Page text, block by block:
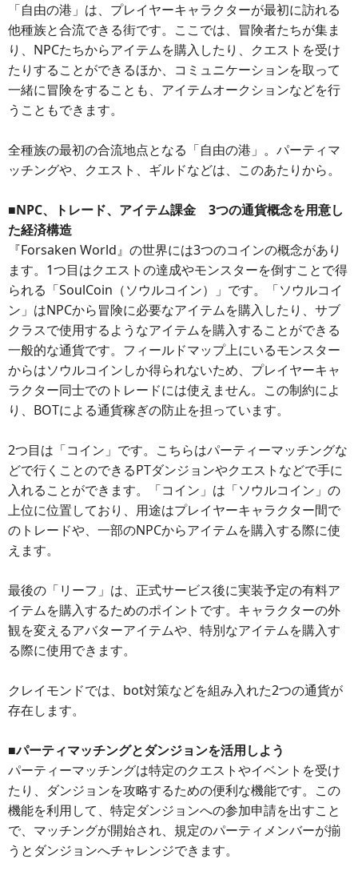
「自由の港」は、プレイヤーキャラクターが最初に訪れる
他種族と合流できる街です。ここでは、冒険者たちが集ま
り、NPCたちからアイテムを購入したり、クエストを受け
たりすることができるほか、コミュニケーションを取って
一緒に冒険をすることも、アイテムオークションなどを行
うこともできます。
全種族の最初の合流地点となる「自由の港」。パーティマ
ッチングや、クエスト、ギルドなどは、このあたりから。
■NPC、トレード、アイテム課金 3つの通貨概念を用意し
た経済構造
『Forsaken World』の世界には3つのコインの概念があり
ます。1つ目はクエストの達成やモンスターを倒すことで得
られる「SoulCoin（ソウルコイン）」です。「ソウルコイ
ン」はNPCから冒険に必要なアイテムを購入したり、サブ
クラスで使用するようなアイテムを購入することができる
一般的な通貨です。フィールドマップ上にいるモンスター
からはソウルコインしか得られないため、プレイヤーキャ
ラクター同士でのトレードには使えません。この制約によ
り、BOTによる通貨稼ぎの防止を担っています。
2つ目は「コイン」です。こちらはパーティーマッチングな
どで行くことのできるPTダンジョンやクエストなどで手に
入れることができます。「コイン」は「ソウルコイン」の
上位に位置しており、用途はプレイヤーキャラクター間で
のトレードや、一部のNPCからアイテムを購入する際に使
えます。
最後の「リーフ」は、正式サービス後に実装予定の有料ア
イテムを購入するためのポイントです。キャラクターの外
観を変えるアバターアイテムや、特別なアイテムを購入す
る際に使用できます。
クレイモンドでは、bot対策などを組み入れた2つの通貨が
存在します。
■パーティマッチングとダンジョンを活用しよう
パーティーマッチングは特定のクエストやイベントを受け
たり、ダンジョンを攻略するための便利な機能です。この
機能を利用して、特定ダンジョンへの参加申請を出すこと
で、マッチングが開始され、規定のパーティメンバーが揃
うとダンジョンへチャレンジできます。